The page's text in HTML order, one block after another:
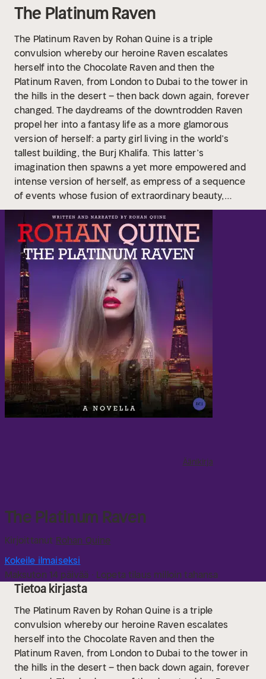
The Platinum Raven
The Platinum Raven by Rohan Quine is a triple
convulsion whereby our heroine Raven escalates
herself into the Chocolate Raven and then the
Platinum Raven, from London to Dubai to the tower in
the hills in the desert – then back down again, forever
changed. The daydreams of the downtrodden Raven
propel her into a fantasy life as a more glamorous
version of herself: a party girl living in the world’s
tallest building, the Burj Khalifa. This latter’s
imagination then spawns a yet more empowered and
intense version of herself, as empress of a sequence
of events whose fusion of extraordinary beauty,
violence and sensuality is bewitching… A
Distinguished Favorite in the NYC Big Book Award
2021.
Äänikirja
The Platinum Raven
Kirjoittanut Rohan Quine
Kokeile ilmaiseksi
Maksuton 14 päivää · Lopeta tilaus milloin tahansa
Tietoa kirjasta
The Platinum Raven by Rohan Quine is a triple
convulsion whereby our heroine Raven escalates
herself into the Chocolate Raven and then the
Platinum Raven, from London to Dubai to the tower in
the hills in the desert – then back down again, forever